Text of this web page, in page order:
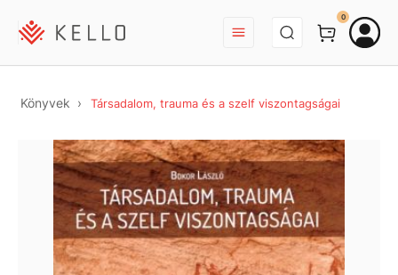
BEJELENTKEZÉS
0
Könyvek Társadalom, trauma és a szelf viszontagságai